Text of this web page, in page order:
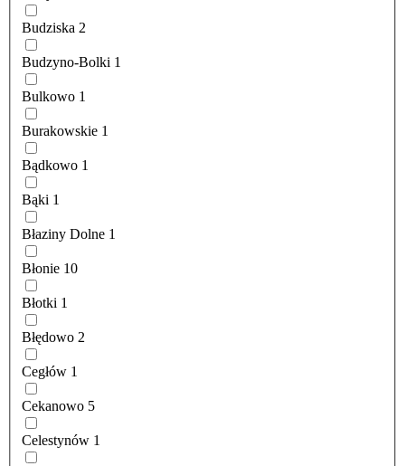
Budziska 2
Budzyno-Bolki 1
Bulkowo 1
Burakowskie 1
Bądkowo 1
Bąki 1
Błaziny Dolne 1
Błonie 10
Błotki 1
Błędowo 2
Cegłów 1
Cekanowo 5
Celestynów 1